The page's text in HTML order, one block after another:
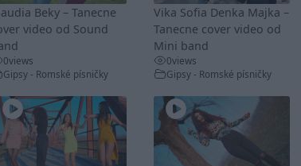
Beky – Tanecne
video od Sound
0views
Gipsy - Romské písničky
Vika Sofia Denka Majka –
Tanecne cover video od
Mini band
0views
Gipsy - Romské písničky